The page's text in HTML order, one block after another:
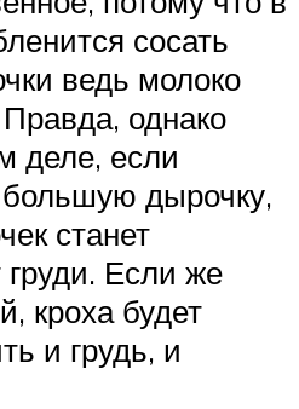
сосать
ведь молоко
однако
деле, если
большую дырочку,
станет
груди. Если же
кроха будет
и грудь, и